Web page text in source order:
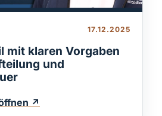
17.12.2025
mit klaren Vorgaben
und
↗